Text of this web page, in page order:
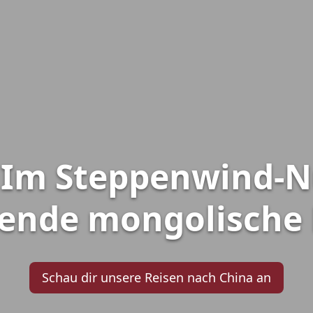
Steppenwind-
Schau dir unsere Reisen nach China an